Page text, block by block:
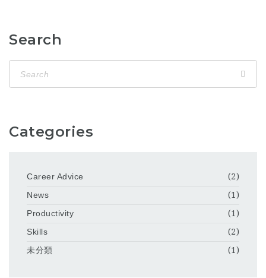
Search
Categories
Career Advice
(2)
News
(1)
Productivity
(1)
Skills
(2)
未分類
(1)